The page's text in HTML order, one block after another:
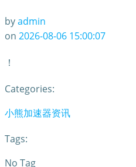
byadmin
on 2026-08-06 15:00:07
！
Categories:
小熊加速器资讯
Tags:
No Tag